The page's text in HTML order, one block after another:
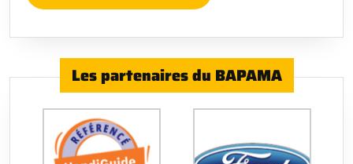
Les partenaires du BAPAMA